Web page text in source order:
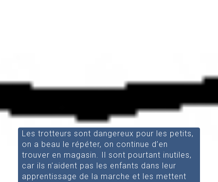
Les trotteurs sont dangereux pour les petits,
on a beau le répéter, on continue d’en
trouver en magasin. Il sont pourtant inutiles,
car ils n’aident pas les enfants dans leur
apprentissage de la marche et les mettent